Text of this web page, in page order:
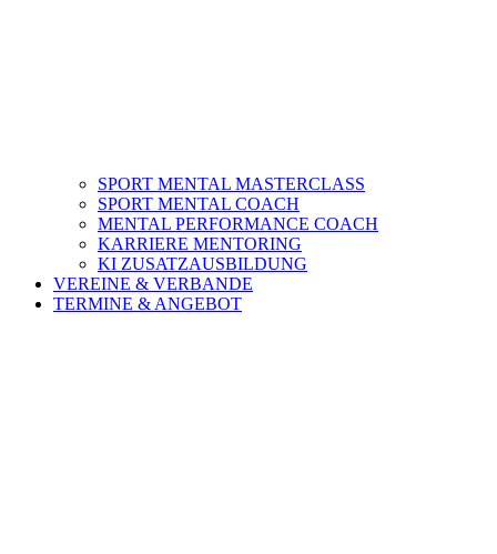
SPORT MENTAL MASTERCLASS
SPORT MENTAL COACH
MENTAL PERFORMANCE COACH
KARRIERE MENTORING
KI ZUSATZAUSBILDUNG
VEREINE & VERBANDE
TERMINE & ANGEBOT